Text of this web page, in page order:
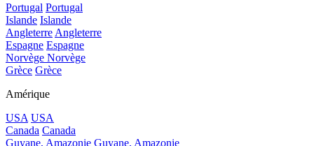
Portugal Portugal
Islande Islande
Angleterre Angleterre
Espagne Espagne
Norvège Norvège
Grèce Grèce
Amérique
USA USA
Canada Canada
Guyane, Amazonie Guyane, Amazonie